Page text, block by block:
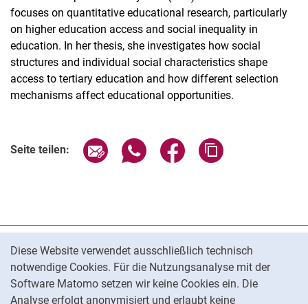
Diese Website verwendet ausschließlich technisch
notwendige Cookies. Für die Nutzungsanalyse mit der
Software Matomo setzen wir keine Cookies ein. Die
Analyse erfolgt anonymisiert und erlaubt keine
focuses on quantitative educational research, particularly
on higher education access and social inequality in
education. In her thesis, she investigates how social
structures and individual social characteristics shape
access to tertiary education and how different selection
mechanisms affect educational opportunities.
Seite teilen: Seite über E-Mail teilen
Seite über WhatsApp teilen
Seite über Facebook
Datenschutz
Barrierefreiheit
Transparenter KI-Einsatz